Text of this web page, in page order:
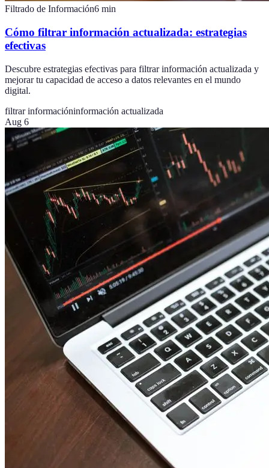
Filtrado de Información6 min
Cómo filtrar información actualizada: estrategias
efectivas
Descubre estrategias efectivas para filtrar información actualizada y
mejorar tu capacidad de acceso a datos relevantes en el mundo
digital.
filtrar informacióninformación actualizada
Aug 6